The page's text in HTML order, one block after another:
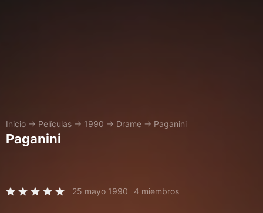
Inicio → Películas → 1990 → Drame → Paganini
Paganini
25 mayo 1990 4 miembros